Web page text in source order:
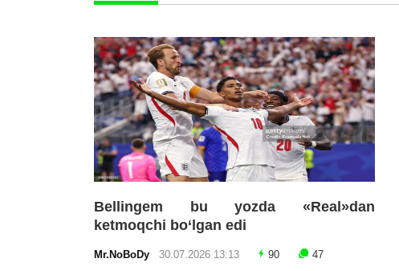
Bellingem bu yozda «Real»dan
ketmoqchi bo‘lgan edi
Mr.NoBoDy 30.07.2026 13:13 90 47